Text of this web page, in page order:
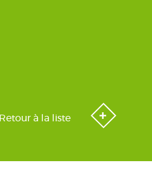
Retour à la liste